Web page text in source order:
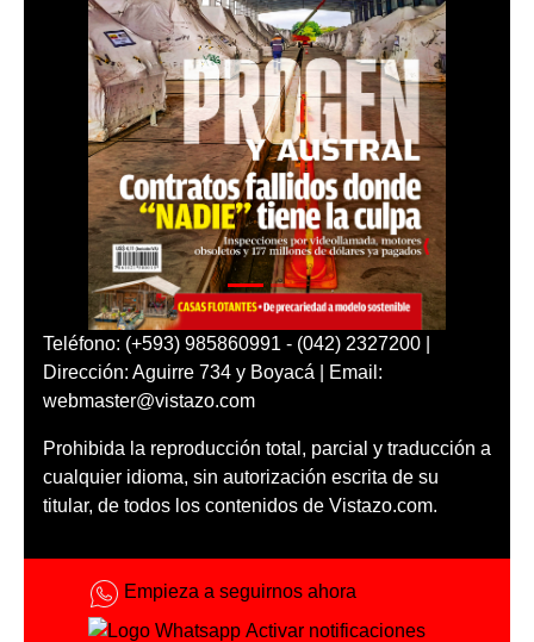
Teléfono: (+593) 985860991 - (042) 2327200 |
Dirección: Aguirre 734 y Boyacá | Email:
webmaster@vistazo.com
Prohibida la reproducción total, parcial y traducción a
cualquier idioma, sin autorización escrita de su
titular, de todos los contenidos de Vistazo.com.
Empieza a seguirnos ahora
Activar notificaciones